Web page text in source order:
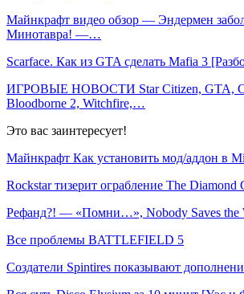
Майнкрафт видео обзор — Эндермен
Минотавра! —…
Scarface. Как из GTA сделать Mafia 3
ИГРОВЫЕ НОВОСТИ Star Citizen, GTA,
Bloodborne 2, Witchfire,…
Это вас заинтересует!
Майнкрафт Как установить мод/аддон в
Rockstar тизерит ограбление The Diamond
Рефанд?! — «Помни…», Nobody Saves the
Все проблемы BATTLEFIELD 5
Создатели Spintires показывают